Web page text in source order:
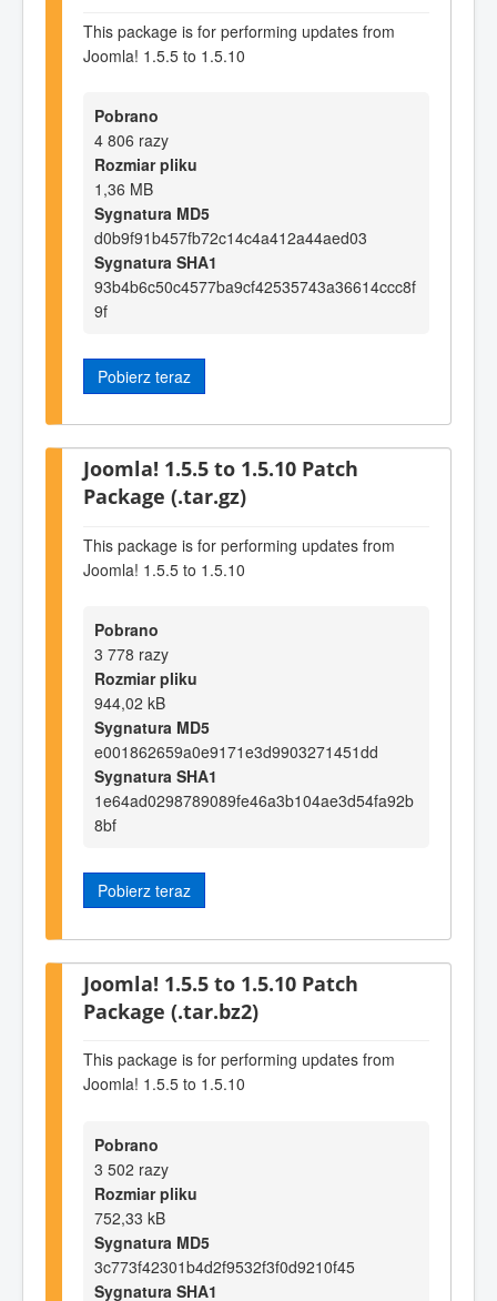
This package is for performing updates from
Joomla! 1.5.5 to 1.5.10
Pobrano
4 806 razy
Rozmiar pliku
1,36 MB
Sygnatura MD5
d0b9f91b457fb72c14c4a412a44aed03
Sygnatura SHA1
93b4b6c50c4577ba9cf42535743a36614ccc8f
9f
Pobierz teraz
Joomla! 1.5.5 to 1.5.10 Patch
Package (.tar.gz)
This package is for performing updates from
Joomla! 1.5.5 to 1.5.10
Pobrano
3 778 razy
Rozmiar pliku
944,02 kB
Sygnatura MD5
e001862659a0e9171e3d9903271451dd
Sygnatura SHA1
1e64ad0298789089fe46a3b104ae3d54fa92b
8bf
Pobierz teraz
Joomla! 1.5.5 to 1.5.10 Patch
Package (.tar.bz2)
This package is for performing updates from
Joomla! 1.5.5 to 1.5.10
Pobrano
3 502 razy
Rozmiar pliku
752,33 kB
Sygnatura MD5
3c773f42301b4d2f9532f3f0d9210f45
Sygnatura SHA1